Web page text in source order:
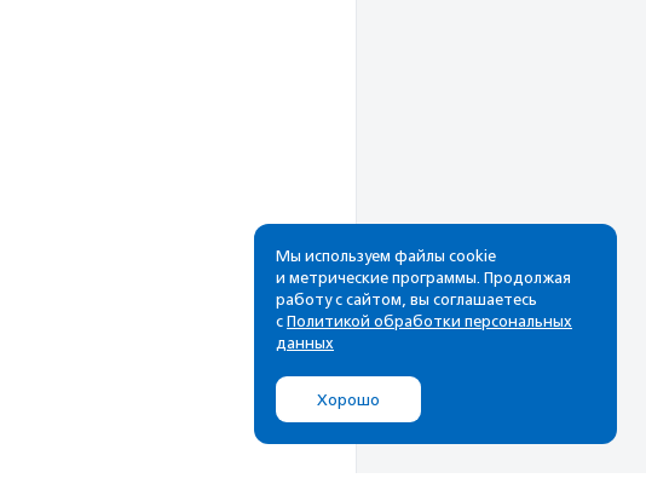
Рассылка
Cамые свежие новости,
почтовом ящике
Мы используем файлы cookie
и метрические программы. Продолжая
работу с сайтом, вы соглашаетесь
с Политикой обработки персональных
данных
Хорошо